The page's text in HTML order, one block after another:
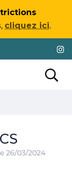
cliquez ici.
des-
26/03/2024